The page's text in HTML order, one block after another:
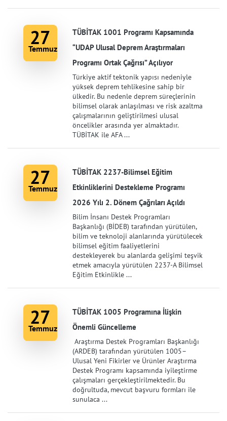
27
Temmuz
TÜBİTAK 1001 Programı Kapsamında
“UDAP Ulusal Deprem Araştırmaları
Programı Ortak Çağrısı” Açılıyor
Türkiye aktif tektonik yapısı nedeniyle
yüksek deprem tehlikesine sahip bir
ülkedir. Bu nedenle deprem süreçlerinin
bilimsel olarak anlaşılması ve risk azaltma
çalışmalarının geliştirilmesi ulusal
öncelikler arasında yer almaktadır.
TÜBİTAK ile AFA ...
27
Temmuz
TÜBİTAK 2237-Bilimsel Eğitim
Etkinliklerini Destekleme Programı
2026 Yılı 2. Dönem Çağrıları Açıldı
Bilim İnsanı Destek Programları
Başkanlığı (BİDEB) tarafından yürütülen,
bilim ve teknoloji alanlarında yürütülecek
bilimsel eğitim faaliyetlerini
destekleyerek bu alanlarda gelişimi teşvik
etmek amacıyla yürütülen 2237-A Bilimsel
Eğitim Etkinlikle ...
27
Temmuz
TÜBİTAK 1005 Programına İlişkin
Önemli Güncelleme
Araştırma Destek Programları Başkanlığı
(ARDEB) tarafından yürütülen 1005–
Ulusal Yeni Fikirler ve Ürünler Araştırma
Destek Programı kapsamında iyileştirme
çalışmaları gerçekleştirilmektedir. Bu
doğrultuda, mevcut başvuru formları ile
sunulaca ...